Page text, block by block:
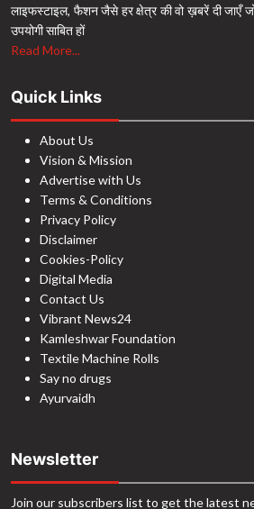
लाइफस्टाइल, फैशन जैसे हर क्षेत्र की वो ख़बरें दी जाएँ
उपयोगी साबित हों
Read More...
Quick Links
About Us
Vision & Mission
Advertise with Us
Terms & Conditions
Privacy Policy
Disclaimer
Cookies-Policy
Digital Media
Contact Us
Vibrant News24
Kamleshwar Foundation
Textile Machine Rolls
Say no drugs
Ayurvaidh
Newsletter
Join our subscribers list to get the latest